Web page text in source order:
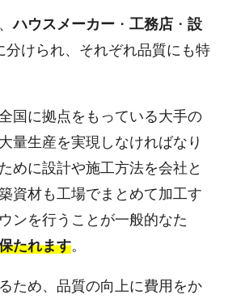
ハウスメーカー ・ 工務店 ・ 設
分けられ、それぞれ品質にも特
国に拠点をもっている大手の
量生産を実現しなければなり
めに設計や施工方法を会社と
資材も工場でまとめて加工す
ンを行うことが一般的なた
たれます。
ため、品質の向上に費用をか